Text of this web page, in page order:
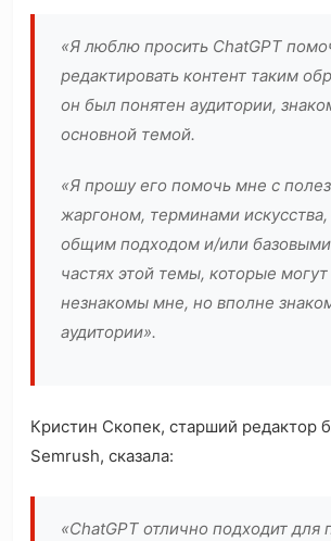
«Я люблю просить ChatGPT
редактировать контент таким
он был понятен аудитории,
основной темой.
«Я прошу его помочь мне с
жаргоном, терминами
общим подходом и/или
частях этой темы, которые
незнакомы мне, но вполне
аудитории».
Кристин Скопек, старший редактор
Semrush, сказала:
«ChatGPT отлично подходит для